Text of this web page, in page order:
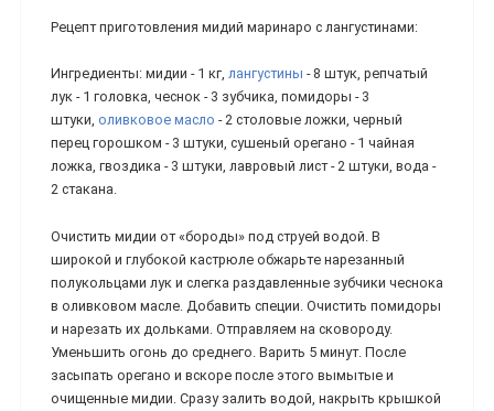
Рецепт приготовления мидий маринаро с лангустинами:
Ингредиенты: мидии - 1 кг, лангустины - 8 штук, репчатый
лук - 1 головка, чеснок - 3 зубчика, помидоры - 3
штуки, оливковое масло - 2 столовые ложки, черный
перец горошком - 3 штуки, сушеный орегано - 1 чайная
ложка, гвоздика - 3 штуки, лавровый лист - 2 штуки, вода -
2 стакана.
Очистить мидии от «бороды» под струей водой. В
широкой и глубокой кастрюле обжарьте нарезанный
полукольцами лук и слегка раздавленные зубчики чеснока
в оливковом масле. Добавить специи. Очистить помидоры
и нарезать их дольками. Отправляем на сковороду.
Уменьшить огонь до среднего. Варить 5 минут. После
засыпать орегано и вскоре после этого вымытые и
очищенные мидии. Сразу залить водой, накрыть крышкой